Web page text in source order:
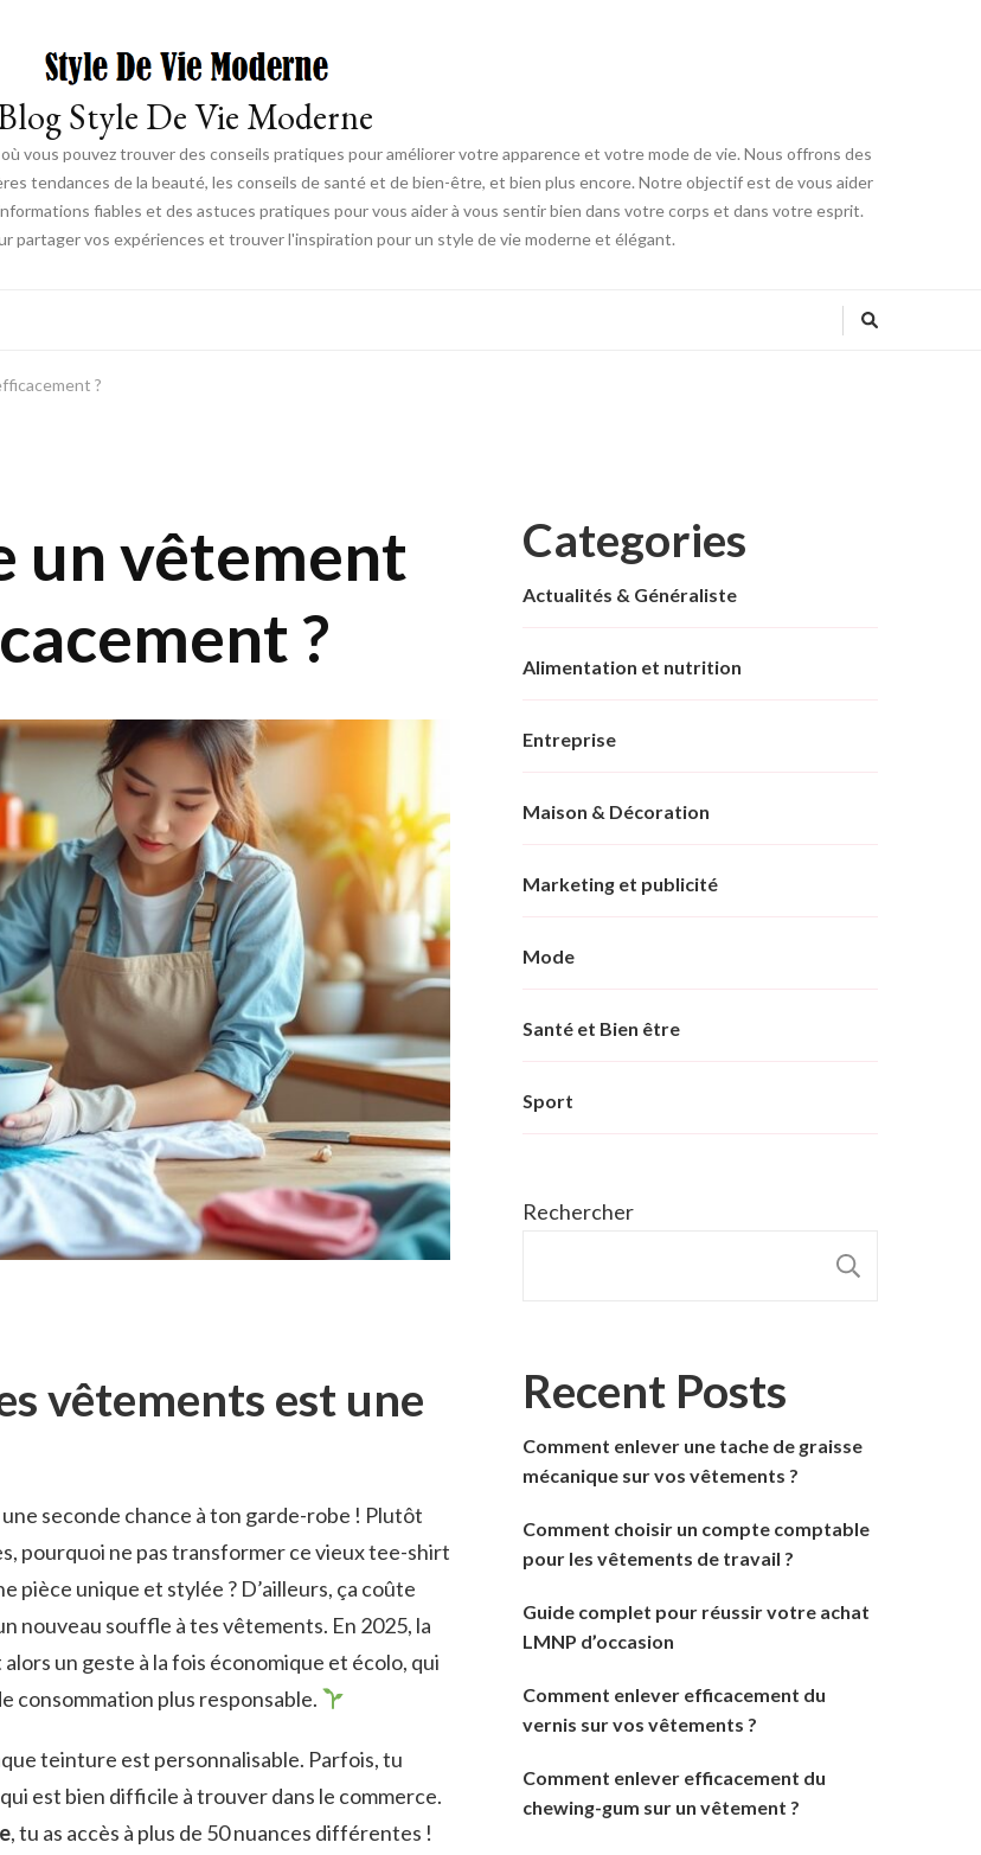
Style De Vie Moderne
vous pouvez trouver des conseils pratiques pour améliorer votre apparence et votre mode de vie. Nous offrons des
tendances de la beauté, les conseils de santé et de bien-être, et bien plus encore. Notre objectif est de vous aider
fiables et des astuces pratiques pour vous aider à vous sentir bien dans votre corps et dans votre esprit.
partager vos expériences et trouver l'inspiration pour un style de vie moderne et élégant.
?
un vêtement
?
vêtements est une
seconde chance à ton garde-robe ! Plutôt
pourquoi ne pas transformer ce vieux tee-shirt
pièce unique et stylée ? D’ailleurs, ça coûte
nouveau souffle à tes vêtements. En 2025, la
un geste à la fois économique et écolo, qui
consommation plus responsable.
teinture est personnalisable. Parfois, tu
est bien difficile à trouver dans le commerce.
, tu as accès à plus de 50 nuances différentes !
Categories
Actualités & Généraliste
Alimentation et nutrition
Entreprise
Maison & Décoration
Marketing et publicité
Mode
Santé et Bien être
Sport
Rechercher
Recent Posts
Comment enlever une tache de graisse
mécanique sur vos vêtements ?
Comment choisir un compte comptable
pour les vêtements de travail ?
Guide complet pour réussir votre achat
LMNP d’occasion
Comment enlever efficacement du
vernis sur vos vêtements ?
Comment enlever efficacement du
chewing-gum sur un vêtement ?